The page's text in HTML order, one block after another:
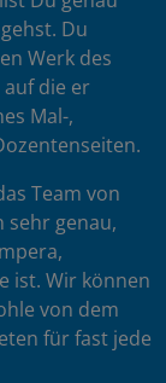
Du
Werk des
die er
Mal-,
Team von
sehr genau,
ist. Wir können
von dem
für fast jede